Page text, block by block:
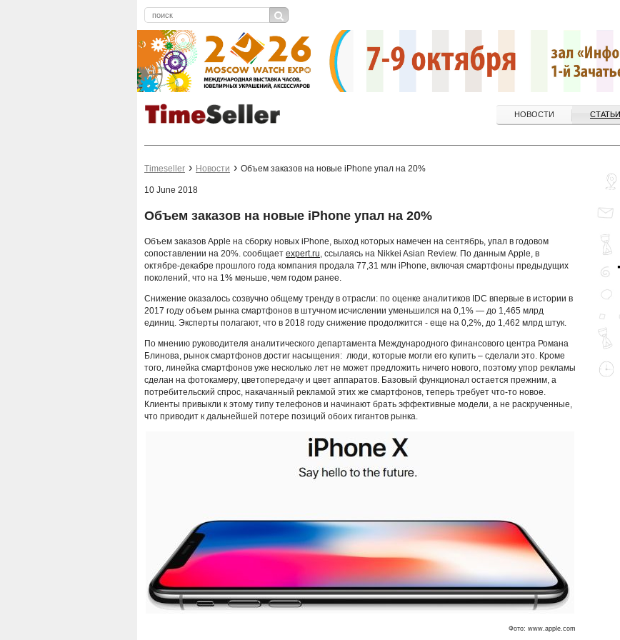
НОВОСТИ СТАТЬИ
Timeseller Новости Объем заказов на новые iPhone упал на 20%
10 June 2018
Объем заказов на новые iPhone упал на 20%
Объем заказов Apple на сборку новых iPhone, выход которых намечен на сентябрь, упал в годовом
сопоставлении на 20%. сообщает expert.ru, ссылаясь на Nikkei Asian Review. По данным Apple, в
октябре-декабре прошлого года компания продала 77,31 млн iPhone, включая смартфоны предыдущих
поколений, что на 1% меньше, чем годом ранее.
Снижение оказалось созвучно общему тренду в отрасли: по оценке аналитиков IDC впервые в истории в
2017 году объем рынка смартфонов в штучном исчислении уменьшился на 0,1% — до 1,465 млрд
единиц. Эксперты полагают, что в 2018 году снижение продолжится - еще на 0,2%, до 1,462 млрд штук.
По мнению руководителя аналитического департамента Международного финансового центра Романа
Блинова, рынок смартфонов достиг насыщения: люди, которые могли его купить – сделали это. Кроме
того, линейка смартфонов уже несколько лет не может предложить ничего нового, поэтому упор рекламы
сделан на фотокамеру, цветопередачу и цвет аппаратов. Базовый функционал остается прежним, а
потребительский спрос, накачанный рекламой этих же смартфонов, теперь требует что-то новое.
Клиенты привыкли к этому типу телефонов и начинают брать эффективные модели, а не раскрученные,
что приводит к дальнейшей потере позиций обоих гигантов рынка.
Фото: www.apple.com